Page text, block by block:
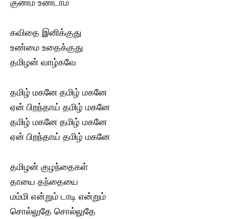
குணம் உண்டாம்
கவிதை இனிக்குது
உண்மை உதைக்குது
தமிழன் வாழ்கவே
தமிழ் மகனே தமிழ் மகனே
ஏன் பிறந்தாய் தமிழ் மகனே
தமிழ் மகனே தமிழ் மகனே
ஏன் பிறந்தாய் தமிழ் மகனே
தமிழன் குழந்தைகள்
தாயை தந்தையை
மம்மி என்றும் டாடி என்றும்
சொல்லுதே சொல்லுதே